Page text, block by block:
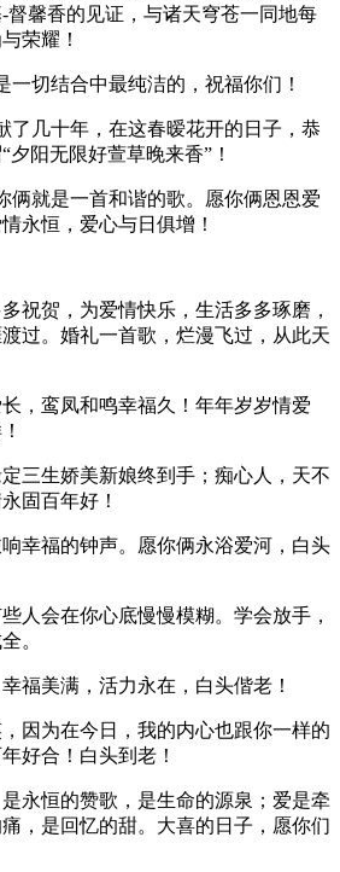
督馨香的见证，与诸天穹苍一同地每
荣耀！
一切结合中最纯洁的，祝福你们！
了几十年，在这春暧花开的日子，恭
阳无限好萱草晚来香”！
俩就是一首和谐的歌。愿你俩恩恩爱
永恒，爱心与日俱增！
祝贺，为爱情快乐，生活多多琢磨，
过。婚礼一首歌，烂漫飞过，从此天
，鸾凤和鸣幸福久！年年岁岁情爱
三生娇美新娘终到手；痴心人，天不
固百年好！
幸福的钟声。愿你俩永浴爱河，白头
人会在你心底慢慢模糊。学会放手，
。
福美满，活力永在，白头偕老！
因为在今日，我的内心也跟你一样的
好合！白头到老！
永恒的赞歌，是生命的源泉；爱是牵
，是回忆的甜。大喜的日子，愿你们